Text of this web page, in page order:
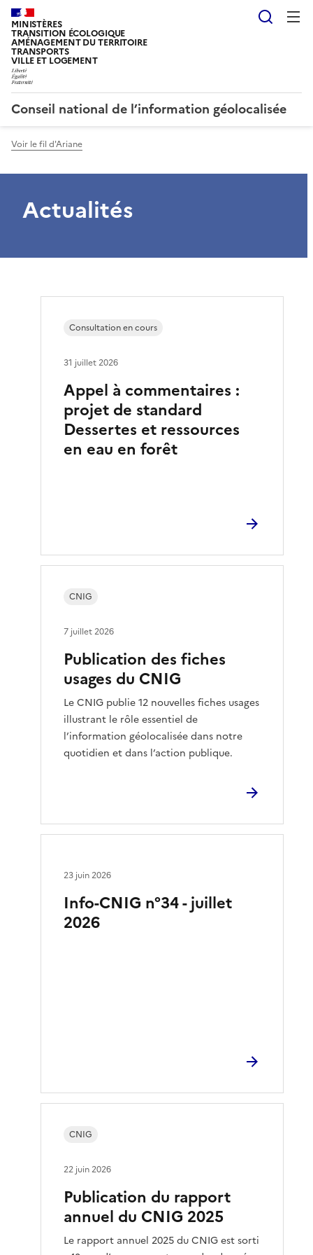
MINISTÈRES
TRANSITION ÉCOLOGIQUE
AMÉNAGEMENT DU TERRITOIRE
TRANSPORTS
VILLE ET LOGEMENT
Conseil national de l’information géolocalisée
Voir le fil d'Ariane
Actualités
Appel à commentaires :
projet de standard
Dessertes et ressources
en eau en forêt
Consultation en cours
31 juillet 2026
Publication des fiches
usages du CNIG
Le CNIG publie 12 nouvelles fiches usages
illustrant le rôle essentiel de
l’information géolocalisée dans notre
quotidien et dans l’action publique.
CNIG
7 juillet 2026
Info-CNIG n°34 - juillet
2026
23 juin 2026
Publication du rapport
annuel du CNIG 2025
Le rapport annuel 2025 du CNIG est sorti
CNIG
22 juin 2026